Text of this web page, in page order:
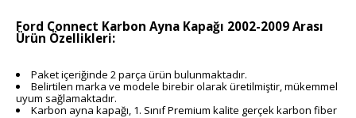
Ford Connect Karbon Ayna Kapağı 2002-2009 Arası
Ürün Özellikleri:
Paket içeriğinde 2 parça ürün bulunmaktadır.
Belirtilen marka ve modele birebir olarak üretilmiştir, mükemmel
uyum sağlamaktadır.
Karbon ayna kapağı, 1. Sınıf Premium kalite gerçek karbon fiber